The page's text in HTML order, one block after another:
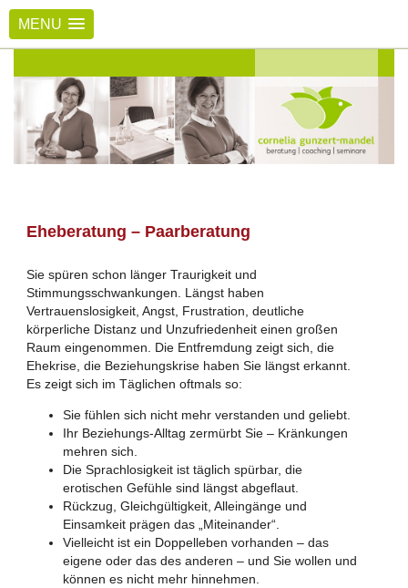
MENU
Eheberatung – Paarberatung
Sie spüren schon länger Traurigkeit und
Stimmungsschwankungen. Längst haben
Vertrauenslosigkeit, Angst, Frustration, deutliche
körperliche Distanz und Unzufriedenheit einen großen
Raum eingenommen. Die Entfremdung zeigt sich, die
Ehekrise, die Beziehungskrise haben Sie längst erkannt.
Es zeigt sich im Täglichen oftmals so:
Sie fühlen sich nicht mehr verstanden und geliebt.
Ihr Beziehungs-Alltag zermürbt Sie – Kränkungen
mehren sich.
Die Sprachlosigkeit ist täglich spürbar, die
erotischen Gefühle sind längst abgeflaut.
Rückzug, Gleichgültigkeit, Alleingänge und
Einsamkeit prägen das „Miteinander“.
Vielleicht ist ein Doppelleben vorhanden – das
eigene oder das des anderen – und Sie wollen und
können es nicht mehr hinnehmen.